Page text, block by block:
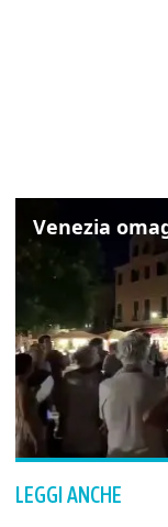
LEGGI ANCHE